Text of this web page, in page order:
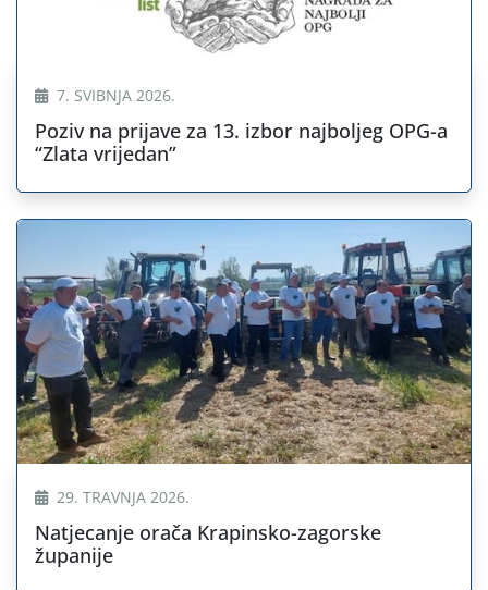
7. SVIBNJA 2026.
Poziv na prijave za 13. izbor najboljeg OPG-a
“Zlata vrijedan”
29. TRAVNJA 2026.
Natjecanje orača Krapinsko-zagorske
županije